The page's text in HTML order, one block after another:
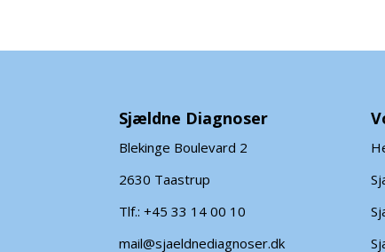
Sjældne Diagnoser
Blekinge Boulevard 2
2630 Taastrup
Tlf.: +45 33 14 00 10
mail@sjaeldnediagnoser.dk